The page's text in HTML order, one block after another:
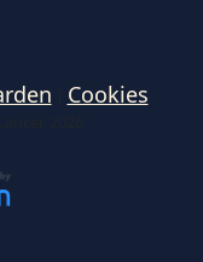
Cookies